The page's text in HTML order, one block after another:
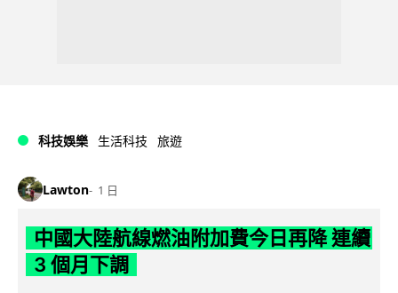
科技娛樂 生活科技 旅遊
Lawton 1 日
中國大陸航線燃油附加費今日再降 連續
3 個月下調